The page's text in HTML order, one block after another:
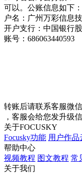
可以。公账信息如下：
户名：广州万彩信息
开户支行：中国银行
账号：686063440593
转账后请联系客服微信
，客服会给您发升级信
关于FOCUSKY
Focusky功能 用户作品
帮助中心
视频教程 图文教程 常
关于我们